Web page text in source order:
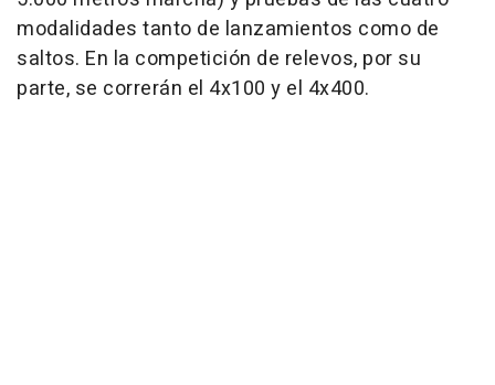
modalidades tanto de lanzamientos como de
saltos. En la competición de relevos, por su
parte, se correrán el 4x100 y el 4x400.